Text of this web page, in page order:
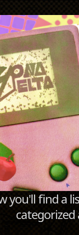
you'll find a
categorized